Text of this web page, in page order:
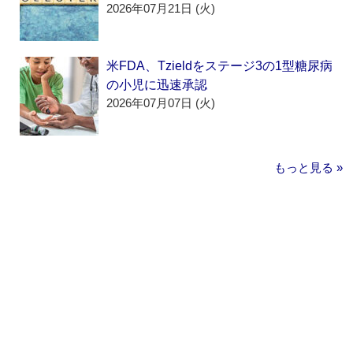
2026年07月21日 (火)
米FDA、Tzieldをステージ3の1型糖尿病
の小児に迅速承認
2026年07月07日 (火)
もっと見る »